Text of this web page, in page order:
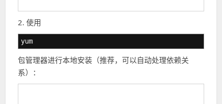
2. 使用
yum
包管理器进行本地安装（推荐，可以自动处理依赖关
系）：